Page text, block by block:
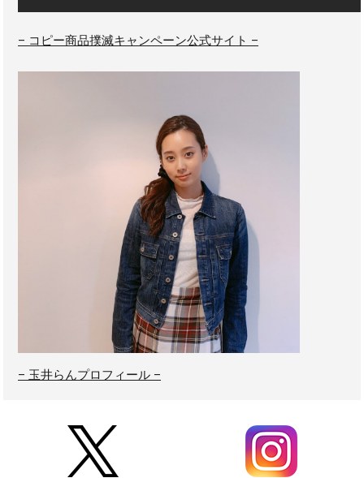
– コピー商品撲滅キャンペーン公式サイト –
– 玉井らんプロフィール –